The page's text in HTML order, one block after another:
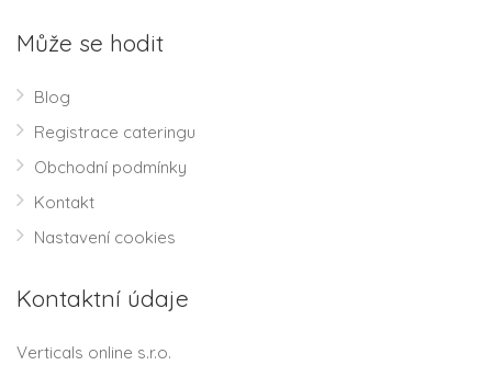
Může se hodit
Blog
Registrace cateringu
Obchodní podmínky
Kontakt
Nastavení cookies
Kontaktní údaje
Verticals online s.r.o.